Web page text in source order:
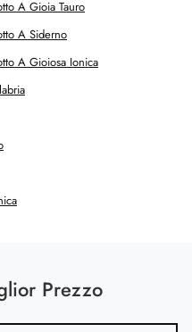
A Gioia Tauro
A Siderno
A Gioiosa Ionica
Prezzo